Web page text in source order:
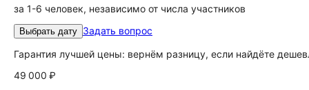
за 1-6 человек, независимо от числа участников
Выбрать дату Задать вопрос
Гарантия лучшей цены: вернём разницу, если найдёте
49 000 ₽